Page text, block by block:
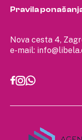
Nova cesta 4,
e-mail:
Pravila